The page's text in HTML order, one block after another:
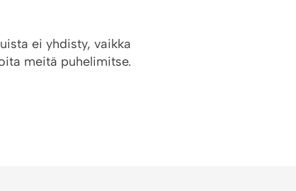
ei yhdisty, vaikka
meitä puhelimitse.